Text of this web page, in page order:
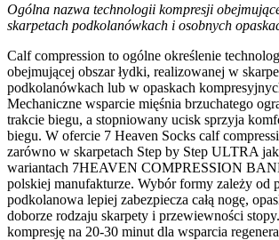
Ogólna nazwa technologii kompresji
skarpetach podkolanówkach i osobnych
Calf compression to ogólne określenie
obejmującej obszar łydki, realizowanej w
podkolanówkach lub w opaskach
Mechaniczne wsparcie mięśnia brzuchatego
trakcie biegu, a stopniowany ucisk sprzyja
biegu. W ofercie 7 Heaven Socks calf
zarówno w skarpetach Step by Step ULTRA
wariantach 7HEAVEN COMPRESSION
polskiej manufakturze. Wybór formy zależy od
podkolanowa lepiej zabezpiecza całą nogę,
doborze rodzaju skarpety i przewiewności
kompresję na 20-30 minut dla wsparcia